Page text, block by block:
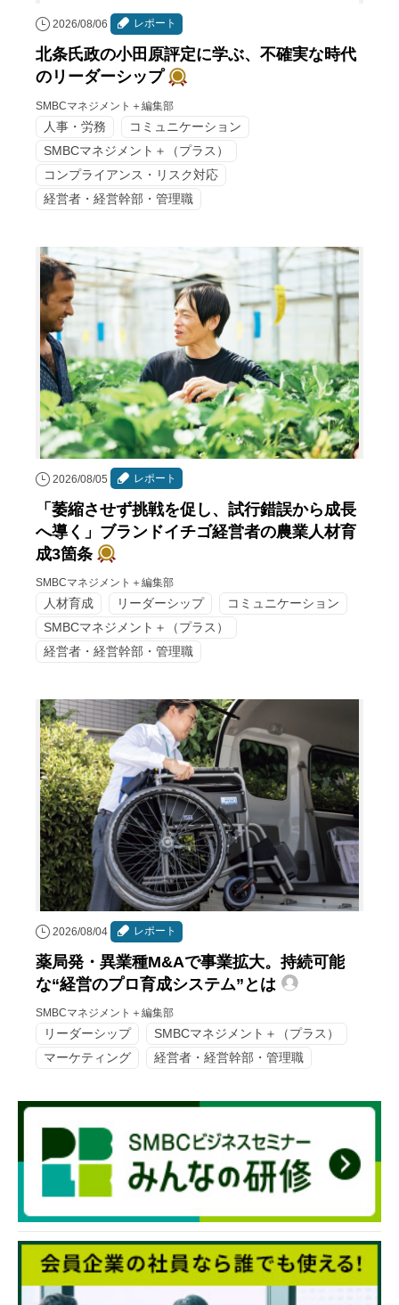
2026/08/06 レポート
北条氏政の小田原評定に学ぶ、不確実な時代
のリーダーシップ
SMBCマネジメント＋編集部
人事・労務
コミュニケーション
SMBCマネジメント＋（プラス）
コンプライアンス・リスク対応
経営者・経営幹部・管理職
2026/08/05 レポート
「萎縮させず挑戦を促し、試行錯誤から成長
へ導く」ブランドイチゴ経営者の農業人材育
成3箇条
SMBCマネジメント＋編集部
人材育成 リーダーシップ
コミュニケーション
SMBCマネジメント＋（プラス）
経営者・経営幹部・管理職
2026/08/04 レポート
薬局発・異業種M&Aで事業拡大。持続可能
な“経営のプロ育成システム”とは
SMBCマネジメント＋編集部
リーダーシップ
SMBCマネジメント＋（プラス）
マーケティング
経営者・経営幹部・管理職